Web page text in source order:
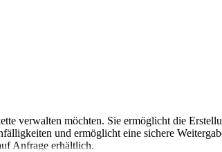
verwalten möchten. Sie ermöglicht die
und ermöglicht eine sichere
Anfrage erhältlich.